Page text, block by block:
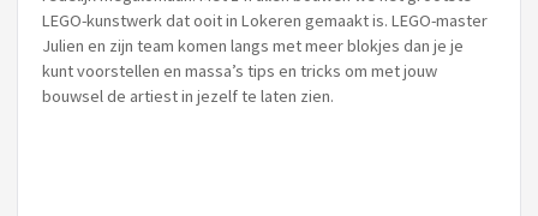
LEGO-kunstwerk dat ooit in Lokeren gemaakt is. LEGO-master
Julien en zijn team komen langs met meer blokjes dan je je
kunt voorstellen en massa’s tips en tricks om met jouw
bouwsel de artiest in jezelf te laten zien.